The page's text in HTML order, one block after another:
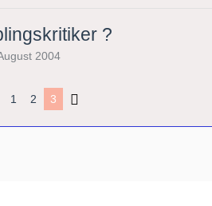
?
2004
1 2 3